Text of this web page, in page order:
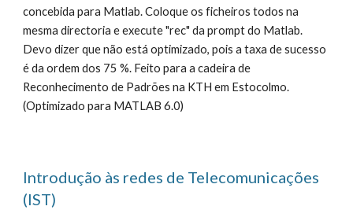
concebida para Matlab. Coloque os ficheiros todos na
mesma directoria e execute "rec" da prompt do Matlab.
Devo dizer que não está optimizado, pois a taxa de sucesso
é da ordem dos 75 %. Feito para a cadeira de
Reconhecimento de Padrões na KTH em Estocolmo.
(Optimizado para MATLAB 6.0)
Introdução às redes de Telecomunicações
(IST)